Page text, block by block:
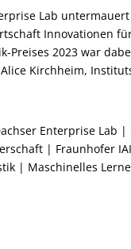
Lab
Innovationen
Preises 2023 war
Kirchheim,
Enterprise Lab |
| Fraunhofer
| Maschinelles